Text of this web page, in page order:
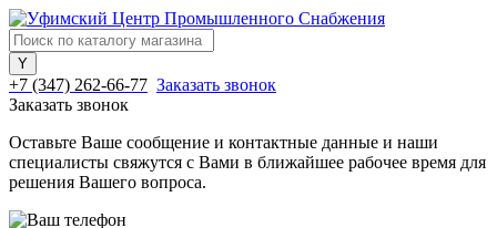
+7 (347) 262-66-77 Заказать звонок
Заказать звонок
Оставьте Ваше сообщение и контактные данные и наши
специалисты свяжутся с Вами в ближайшее рабочее время для
решения Вашего вопроса.